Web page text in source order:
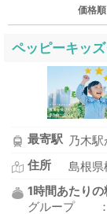
価格順
ペッピーキッ
最寄駅 乃木
住所
島根県
1時間あたりの
グループ ：